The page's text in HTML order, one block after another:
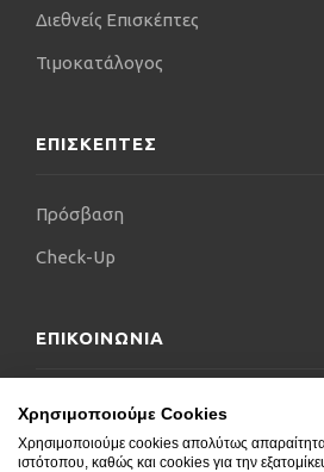
Διεθνείς Επισκέπτες
Τιμοκατάλογος
ΕΠΙΣΚΕΠΤΕΣ
Πρόσβαση
Check-Up
ΕΠΙΚΟΙΝΩΝΙΑ
Επικοινωνήστε μαζί μας
Δήλωση Προσβασιμότητας
Χρησιμοποιούμε Cookies
Χρησιμοποιούμε cookies απολύτως απαραίτητα
ιστότοπου, καθώς και cookies για την